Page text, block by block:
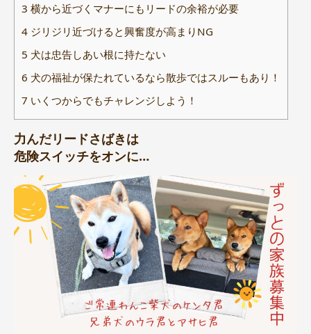
3 横から近づくマナーにもリードの余裕が必要
4 ジリジリ近づけると興奮度が高まりNG
5 犬は忠告しあい根に持たない
6 犬の福祉が保たれているなら散歩ではスルーもあり！
7 いくつからでもチャレンジしよう！
力んだリードさばきは
危険スイッチをオンに…